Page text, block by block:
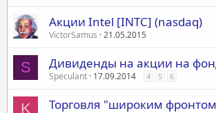
Акции Intel [INTC] (nasdaq)
VictorSamus 21.05.2015
S Дивиденды на акции на
Speculant 17.09.2014 4 5 6
K Торговля "широким